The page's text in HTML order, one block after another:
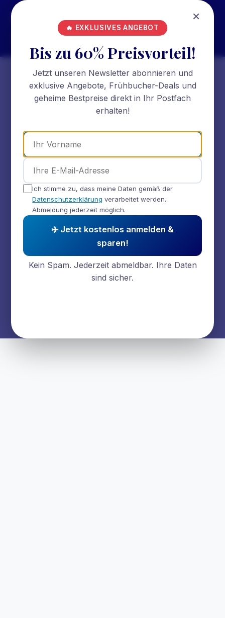
Reise für kleinste
×
🔥 EXKLUSIVES ANGEBOT
Bis zu 60% Preisvorteil!
Jetzt unseren Newsletter abonnieren und
exklusive Angebote, Frühbucher-Deals und
geheime Bestpreise direkt in Ihr Postfach
erhalten!
Ich stimme zu, dass meine Daten gemäß der
Datenschutzerklärung verarbeitet werden.
Abmeldung jederzeit möglich.
✈️ Jetzt kostenlos anmelden &
sparen!
Kein Spam. Jederzeit abmeldbar. Ihre Daten
sind sicher.